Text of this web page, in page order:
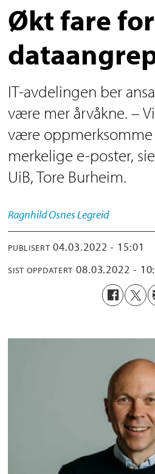
Økt fare for
IT-avdelingen ber
være mer årvåkne. –
være
merkelige e-poster,
UiB, Tore Burheim.
RagnhildOsnes Legreid
PUBLISERT 04.03.2022 - 15:01
SIST OPPDATERT 08.03.2022 -